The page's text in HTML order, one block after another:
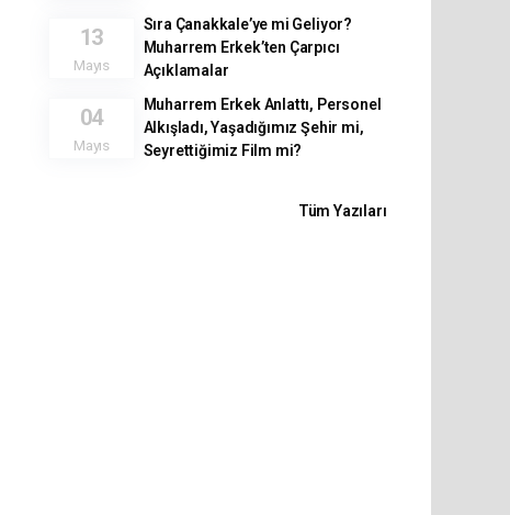
13
Mayıs
Sıra Çanakkale’ye mi Geliyor?
Muharrem Erkek’ten Çarpıcı
Açıklamalar
04
Mayıs
Muharrem Erkek Anlattı, Personel
Alkışladı, Yaşadığımız Şehir mi,
Seyrettiğimiz Film mi?
Tüm Yazıları